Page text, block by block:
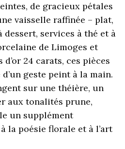
de gracieux pétales
vaisselle raffinée – plat,
dessert, services à thé et à
de Limoges et
24 carats, ces pièces
geste peint à la main.
sur une théière, un
aux tonalités prune,
un supplément
à la poésie florale et à l’art